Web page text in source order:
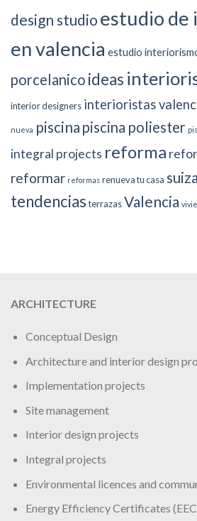
design studio estudio de
en valencia estudio
porcelanico ideas
interior designers interioristas
nueva piscina piscina poliester
integral projects reforma
reformar reformas renueva tu casa suiza
tendencias terrazasValencia
ARCHITECTURE
Conceptual Design
Architecture and interior design
Implementation projects
Site management
Interior design projects
Integral projects
Environmental licences and
Energy Efficiency Certificates